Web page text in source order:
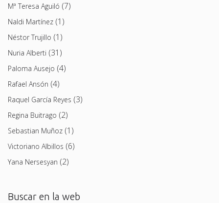
Mª Teresa Aguiló (7)
Naldi Martínez (1)
Néstor Trujillo (1)
Nuria Alberti (31)
Paloma Ausejo (4)
Rafael Ansón (4)
Raquel García Reyes (3)
Regina Buitrago (2)
Sebastian Muñoz (1)
Victoriano Albillos (6)
Yana Nersesyan (2)
Buscar en la web